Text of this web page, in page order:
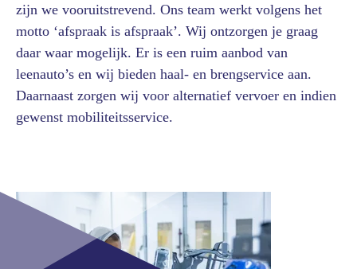
zijn we vooruitstrevend. Ons team werkt volgens het
motto ‘afspraak is afspraak’. Wij ontzorgen je graag
daar waar mogelijk. Er is een ruim aanbod van
leenauto’s en wij bieden haal- en brengservice aan.
Daarnaast zorgen wij voor alternatief vervoer en indien
gewenst mobiliteitsservice.